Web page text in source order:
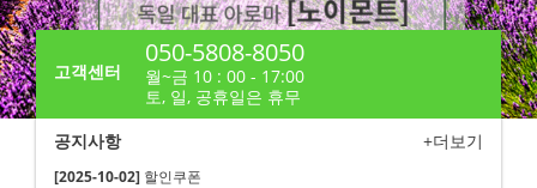
고객센터
050-5808-8050
월~금 10 : 00 - 17:00
토, 일, 공휴일은 휴무
공지사항
+더보기
[2025-10-02]할인쿠폰